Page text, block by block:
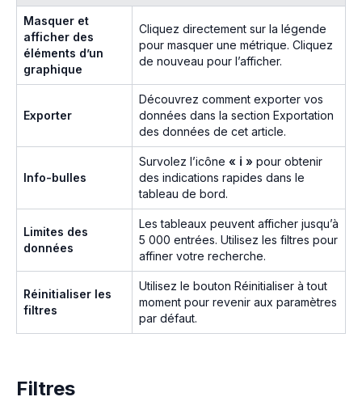
Masquer et
afficher des
éléments d’un
graphique
Cliquez directement sur la légende
pour masquer une métrique. Cliquez
de nouveau pour l’afficher.
Exporter
Découvrez comment exporter vos
données dans la section Exportation
des données de cet article.
Info-bulles
Survolez l’icône « ℹ » pour obtenir
des indications rapides dans le
tableau de bord.
Limites des
données
Les tableaux peuvent afficher jusqu’à
5 000 entrées. Utilisez les filtres pour
affiner votre recherche.
Réinitialiser les
filtres
Utilisez le bouton Réinitialiser à tout
moment pour revenir aux paramètres
par défaut.
Filtres